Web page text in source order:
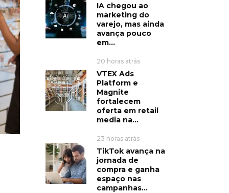
IA chegou ao
marketing do
varejo, mas ainda
avança pouco
em...
20 horas atrás
VTEX Ads
Platform e
Magnite
fortalecem
oferta em retail
media na...
23 horas atrás
TikTok avança na
jornada de
compra e ganha
espaço nas
campanhas...